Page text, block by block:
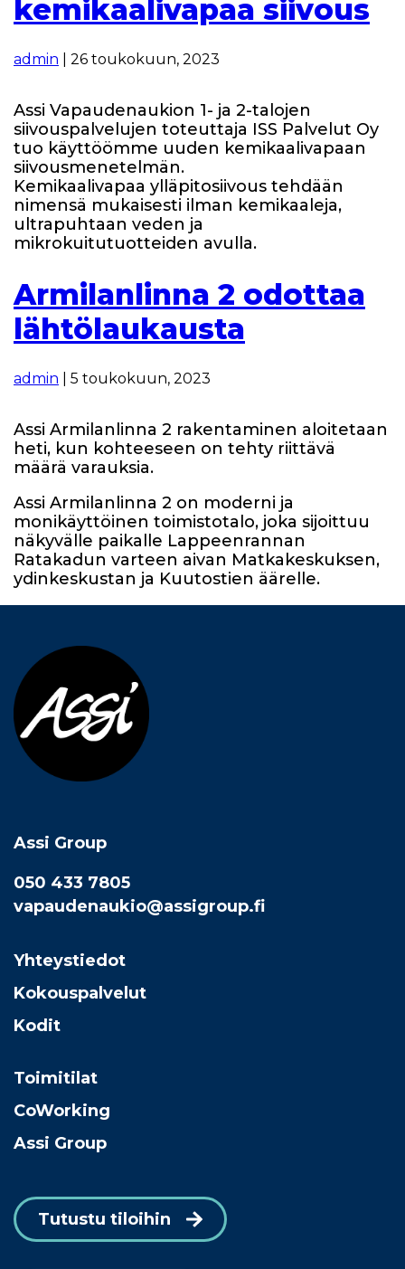
kemikaalivapaa siivous
admin 26 toukokuun, 2023
Assi Vapaudenaukion 1- ja 2-talojen
siivouspalvelujen toteuttaja ISS Palvelut Oy
tuo käyttöömme uuden kemikaalivapaan
siivousmenetelmän.
Kemikaalivapaa ylläpitosiivous tehdään
nimensä mukaisesti ilman kemikaaleja,
ultrapuhtaan veden ja
mikrokuitutuotteiden avulla.
Armilanlinna 2 odottaa
lähtölaukausta
admin 5 toukokuun, 2023
Assi Armilanlinna 2 rakentaminen aloitetaan
heti, kun kohteeseen on tehty riittävä
määrä varauksia.
Assi Armilanlinna 2 on moderni ja
monikäyttöinen toimistotalo, joka sijoittuu
näkyvälle paikalle Lappeenrannan
Ratakadun varteen aivan Matkakeskuksen,
ydinkeskustan ja Kuutostien äärelle.
Assi Group
050 433 7805
vapaudenaukio@assigroup.fi
Yhteystiedot
Kokouspalvelut
Kodit
Toimitilat
CoWorking
Assi Group
Tutustu tiloihin